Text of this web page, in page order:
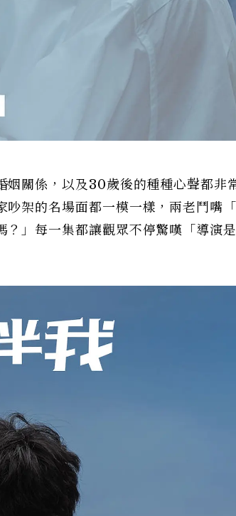
姻關係，以及30歲後的種種心聲都非
架的名場面都一模一樣，兩老鬥嘴
」每一集都讓觀眾不停驚嘆「導演